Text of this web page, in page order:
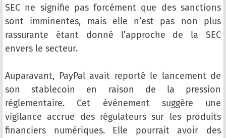
SEC ne signifie pas forcément que des sanctions
sont imminentes, mais elle n’est pas non plus
rassurante étant donné l’approche de la SEC
envers le secteur.
Auparavant, PayPal avait reporté le lancement de
son stablecoin en raison de la pression
réglementaire. Cet événement suggère une
vigilance accrue des régulateurs sur les produits
financiers numériques. Elle pourrait avoir des